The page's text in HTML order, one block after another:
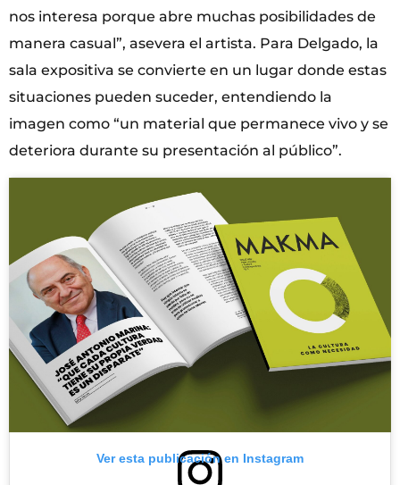
nos interesa porque abre muchas posibilidades de
manera casual”, asevera el artista. Para Delgado, la
sala expositiva se convierte en un lugar donde estas
situaciones pueden suceder, entendiendo la
imagen como “un material que permanece vivo y se
deteriora durante su presentación al público”.
Ver esta publicación en Instagram